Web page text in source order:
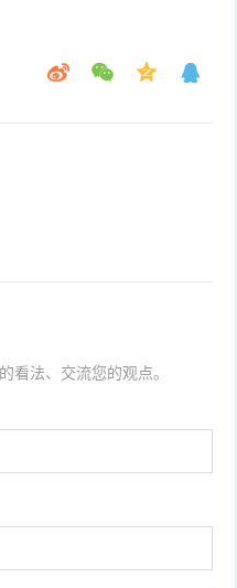
看法、交流您的观点。